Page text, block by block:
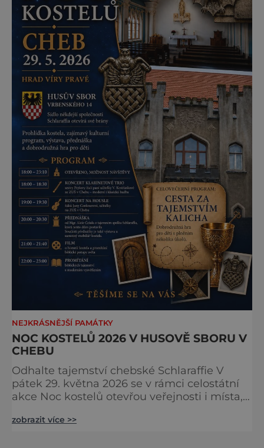
NEJKRÁSNĚJŠÍ PAMÁTKY
NOC KOSTELŮ 2026 V HUSOVĚ SBORU V
CHEBU
Odhalte tajemství chebské Schlaraffie V
pátek 29. května 2026 se v rámci celostátní
akce Noc kostelů otevřou veřejnosti i místa,
nejzajímavějších bude bezesporu Husův
zobrazit více >>